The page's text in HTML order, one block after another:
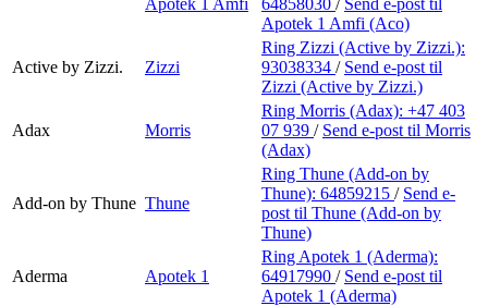
Apotek 1 Amfi (Aco)
Active by Zizzi. Zizzi
Ring Zizzi (Active by Zizzi.):
93038334 / Send e-post til
Zizzi (Active by Zizzi.)
Adax Morris
Ring Morris (Adax): +47 403
07 939 / Send e-post til Morris
(Adax)
Add-on by Thune Thune
Ring Thune (Add-on by
Thune): 64859215 / Send e-
post til Thune (Add-on by
Thune)
Aderma Apotek 1
Ring Apotek 1 (Aderma):
64917990 / Send e-post til
Apotek 1 (Aderma)